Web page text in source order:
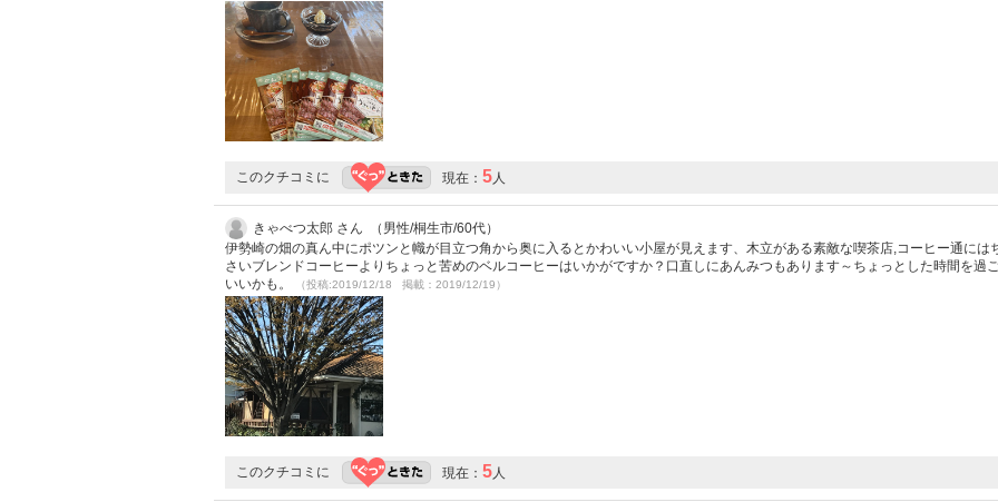
このクチコミに 現在： 5人
きゃべつ太郎 さん （男性/桐生市/60代）
伊勢崎の畑の真ん中にポツンと幟が目立つ角から奥に入るとかわいい小屋が見えます、木立がある素敵な喫茶店,コーヒー通には
さいブレンドコーヒーよりちょっと苦めのベルコーヒーはいかがですか？口直しにあんみつもあります～ちょっとした時間を過
いいかも。
（投稿:2019/12/18 掲載：2019/12/19）
このクチコミに 現在： 5人